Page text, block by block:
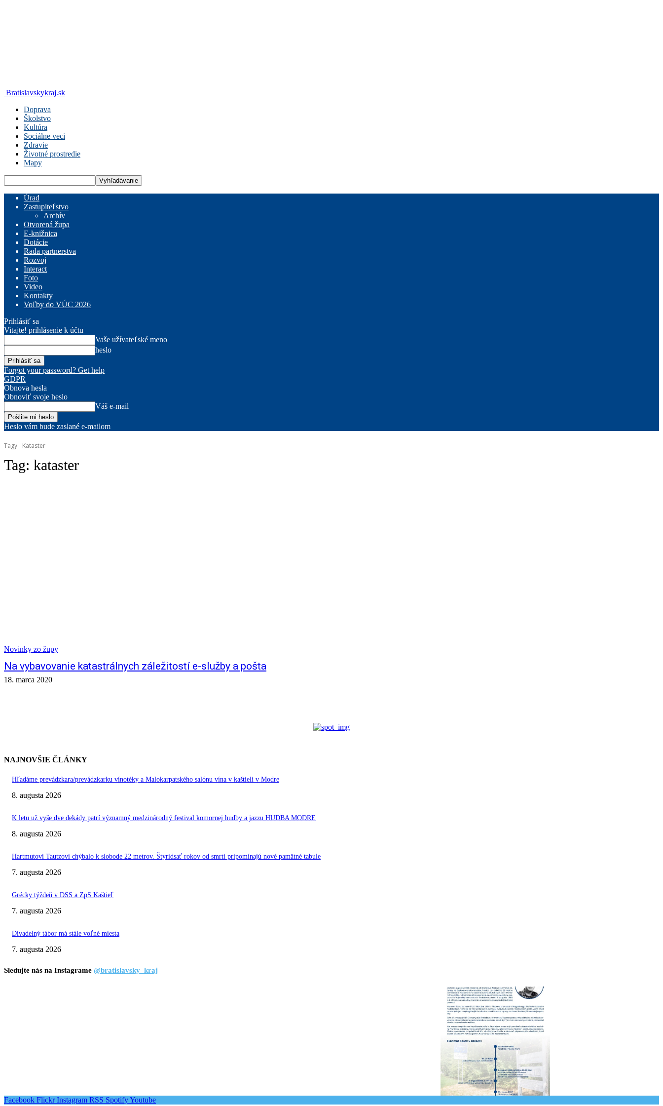
Bratislavskykraj.sk
Doprava
Školstvo
Kultúra
Sociálne veci
Zdravie
Životné prostredie
Mapy
Úrad
Zastupiteľstvo
Archív
Otvorená župa
E-knižnica
Dotácie
Rada partnerstva
Rozvoj
Interact
Foto
Video
Kontakty
Voľby do VÚC 2026
Prihlásiť sa
Vitajte! prihlásenie k účtu
Vaše užívateľské meno
heslo
Forgot your password? Get help
GDPR
Obnova hesla
Obnoviť svoje heslo
Váš e-mail
Heslo vám bude zaslané e-mailom
Tagy Kataster
Tag: kataster
Novinky zo župy
Na vybavovanie katastrálnych záležitostí e-služby a pošta
18. marca 2020
NAJNOVŠIE ČLÁNKY
Hľadáme prevádzkara/prevádzkarku vínotéky a Malokarpatského salónu vína v kaštieli v Modre
8. augusta 2026
K letu už vyše dve dekády patrí významný medzinárodný festival komornej hudby a jazzu HUDBA MODRE
8. augusta 2026
Hartmutovi Tautzovi chýbalo k slobode 22 metrov. Štyridsať rokov od smrti pripomínajú nové pamätné tabule
7. augusta 2026
Grécky týždeň v DSS a ZpS Kaštieľ
7. augusta 2026
Divadelný tábor má stále voľné miesta
7. augusta 2026
Sledujte nás na Instagrame @bratislavsky_kraj
Facebook Flickr Instagram RSS SpotifyYoutube